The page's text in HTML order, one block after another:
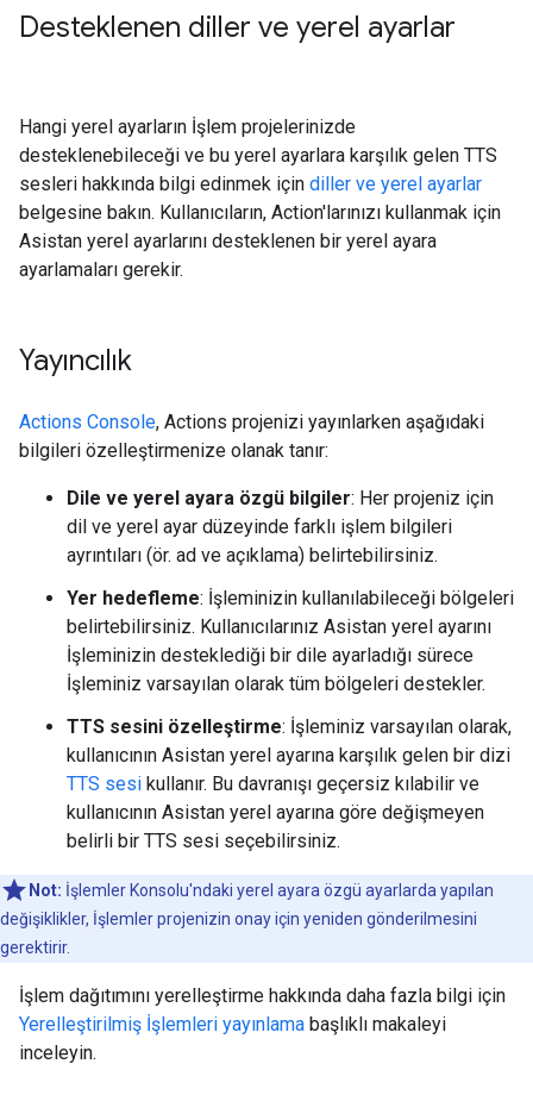
Desteklenen diller ve yerel ayarlar
Hangi yerel ayarların İşlem projelerinizde
desteklenebileceği ve bu yerel ayarlara karşılık gelen TTS
sesleri hakkında bilgi edinmek için diller ve yerel ayarlar
belgesine bakın. Kullanıcıların, Action'larınızı kullanmak için
Asistan yerel ayarlarını desteklenen bir yerel ayara
ayarlamaları gerekir.
Yayıncılık
Actions Console, Actions projenizi yayınlarken aşağıdaki
bilgileri özelleştirmenize olanak tanır:
Dile ve yerel ayara özgü bilgiler: Her projeniz için
dil ve yerel ayar düzeyinde farklı işlem bilgileri
ayrıntıları (ör. ad ve açıklama) belirtebilirsiniz.
Yer hedefleme: İşleminizin kullanılabileceği bölgeleri
belirtebilirsiniz. Kullanıcılarınız Asistan yerel ayarını
İşleminizin desteklediği bir dile ayarladığı sürece
İşleminiz varsayılan olarak tüm bölgeleri destekler.
TTS sesini özelleştirme: İşleminiz varsayılan olarak,
kullanıcının Asistan yerel ayarına karşılık gelen bir dizi
TTS sesi kullanır. Bu davranışı geçersiz kılabilir ve
kullanıcının Asistan yerel ayarına göre değişmeyen
belirli bir TTS sesi seçebilirsiniz.
Not: İşlemler Konsolu'ndaki yerel ayara özgü ayarlarda yapılan
değişiklikler, İşlemler projenizin onay için yeniden gönderilmesini
gerektirir.
İşlem dağıtımını yerelleştirme hakkında daha fazla bilgi için
Yerelleştirilmiş İşlemleri yayınlama başlıklı makaleyi
inceleyin.